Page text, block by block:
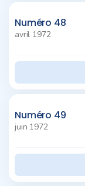
Numéro 48
avril 1972
Numéro 49
juin 1972